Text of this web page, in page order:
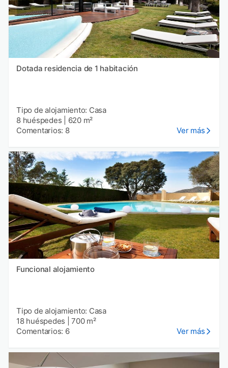
Dotada residencia de 1 habitación
Tipo de alojamiento: Casa
8 huéspedes
620 m²
Comentarios: 8
Ver más
Funcional alojamiento
Tipo de alojamiento: Casa
18 huéspedes |700 m²
Comentarios: 6
Ver más